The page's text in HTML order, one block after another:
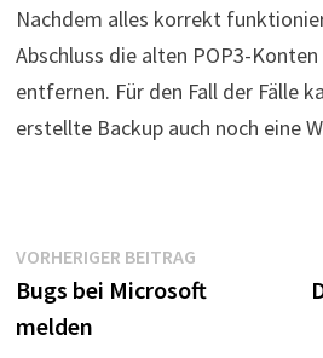
Nachdem alles korrekt
Abschluss die alten POP3-
entfernen. Für den Fall der Fälle
erstellte Backup auch noch eine
Beitragsnavigation
VORHERIGER BEITRAGVorheriger
Beitrag:
Bugs bei Microsoft
melden